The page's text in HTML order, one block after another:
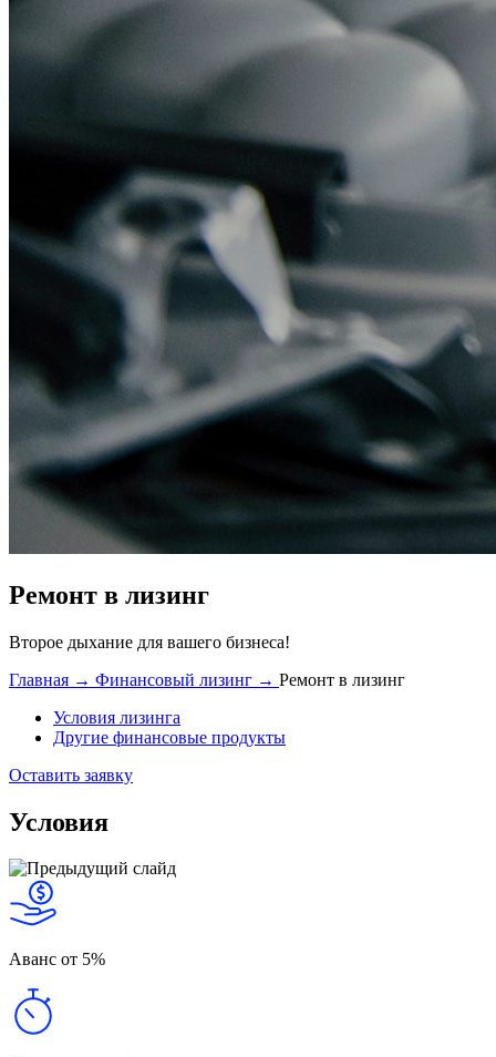
Ремонт в лизинг
Второе дыхание для вашего бизнеса!
Главная → Финансовый лизинг → Ремонт в лизинг
Условия лизинга
Другие финансовые продукты
Оставить заявку
Условия
Аванс от 5%